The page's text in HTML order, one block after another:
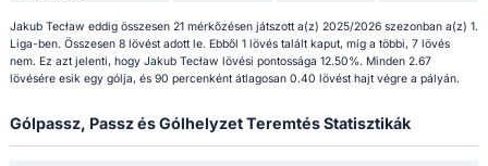
Jakub Tecław eddig összesen 21 mérkőzésen játszott a(z) 2025/2026 szezonban a(z) 1.
Liga-ben. Összesen 8 lövést adott le. Ebből 1 lövés talált kaput, míg a többi, 7 lövés
nem. Ez azt jelenti, hogy Jakub Tecław lövési pontossága 12.50%. Minden 2.67
lövésére esik egy gólja, és 90 percenként átlagosan 0.40 lövést hajt végre a pályán.
Gólpassz, Passz és Gólhelyzet Teremtés Statisztikák